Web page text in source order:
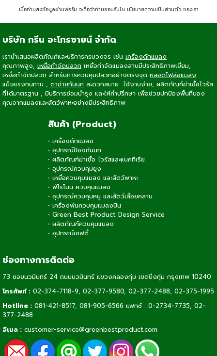
เมื่อท่านส่งข้อมูลผ่านฟอร์ม จะถือว่าท่านยอมรับใน นโยบายความเป็นส่วนตัว ของเรา
บริษัท กรีน อะโกรซายน์ จำกัด
เรานำเสนอผลิตภัณฑ์และบริการครบวงจร เช่น เครื่องดักแมลง
คุณภาพสูง, เหยื่อกำจัดปลวก เหยื่อกำจัดแมลงสาบมีประสิทธิภาพเยี่ยม,
เหยื่อกำจัดปลวก สำหรับการควบคุมปลวกอย่างตรงจุด หลอดไฟล่อแมลง
แข็งแรงทนทาน , ตาข่ายกันนก สะดวกสบาย ใช้งานง่าย, ผลิตภัณฑ์ฆ่าเชื้อไวรัส
ที่ได้มาตรฐาน , มีบริการซ่อมบำรุง และให้คำปรึกษา เพื่อช่วยปกป้องพื้นที่ของ
คุณจากแมลงและสัตว์พาหะอย่างมีประสิทธิภาพ
สินค้า (Product)
• เครื่องดักแมลง
• อุปกรณ์ป้องกันนก
• ผลิตภัณฑ์ฆ่าเชื้อ ไวรัสและแบคทีเรีย
• อุปกรณ์ควบคุมยุง
• เหยื่อควบคุมแมลง และสัตว์พาหะ
• ฟีโรโมน ควบคุมแมลง
• อุปกรณ์ควบคุมหนู และสัตว์เลื้อยคลาน
• เครื่องพ่นควบคุมแมลงบิน
• Green Best Product Design Service
• ผลิตภัณฑ์ควบคุมแมลง
• อุปกรณ์เซฟตี้
ช่องทางการติดต่อ
73 ซอยนวมินทร์ 24 ถนนนวมินทร์ แขวงคลองกุ่ม เขตบึงกุ่ม กรุงเทพ 10240
โทรศัพท์ : 02-374-7118-9, 02-377-9580, 02-377-2488, 02-375-1995
Hotline : 081-421-8517, 081-905-6566 แฟกซ์ : 0-2734-7735, 02-
377-2488
อีเมล : customer-service@greenbestproduct.com